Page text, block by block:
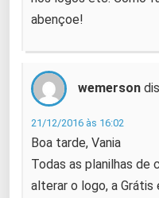
abençoe!
wemerson
21/12/2016 às 16:02
Boa tarde, Vania
Todas as planilhas de
alterar o logo, a Grátis